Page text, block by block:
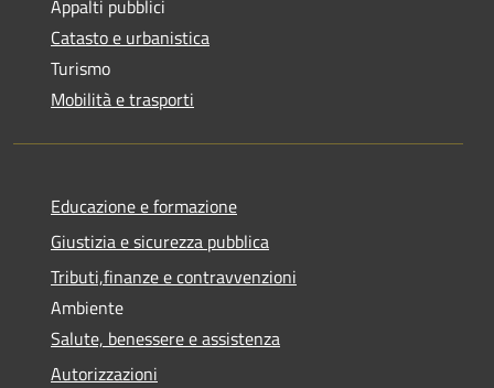
Appalti pubblici
Catasto e urbanistica
Turismo
Mobilità e trasporti
Educazione e formazione
Giustizia e sicurezza pubblica
Tributi,finanze e contravvenzioni
Ambiente
Salute, benessere e assistenza
Autorizzazioni